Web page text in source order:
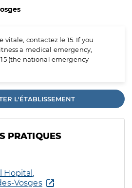
vitale, contactez le 15. If you
a medical emergency,
(the national emergency
L'ÉTABLISSEMENT
PRATIQUES
Hopital,
Vosges